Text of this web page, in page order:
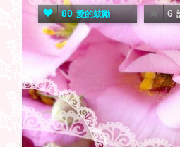
80 愛的鼓勵 6